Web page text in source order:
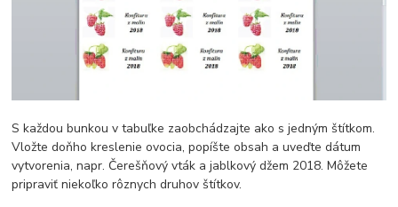
S každou bunkou v tabuľke zaobchádzajte ako s jedným štítkom.
Vložte doňho kreslenie ovocia, popíšte obsah a uveďte dátum
vytvorenia, napr. Čerešňový vták a jablkový džem 2018. Môžete
pripraviť niekoľko rôznych druhov štítkov.